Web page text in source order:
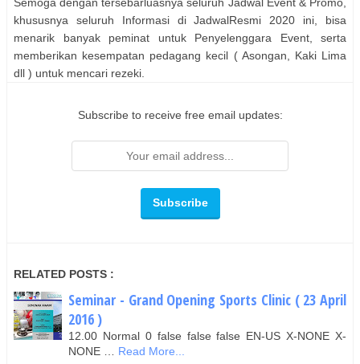
Semoga dengan tersebarluasnya seluruh Jadwal Event & Promo,
khususnya seluruh Informasi di JadwalResmi 2020 ini, bisa
menarik banyak peminat untuk Penyelenggara Event, serta
memberikan kesempatan pedagang kecil ( Asongan, Kaki Lima
dll ) untuk mencari rezeki.
Subscribe to receive free email updates:
RELATED POSTS :
Seminar - Grand Opening Sports Clinic ( 23 April
2016 )
12.00 Normal 0 false false false EN-US X-NONE X-
NONE … Read More...